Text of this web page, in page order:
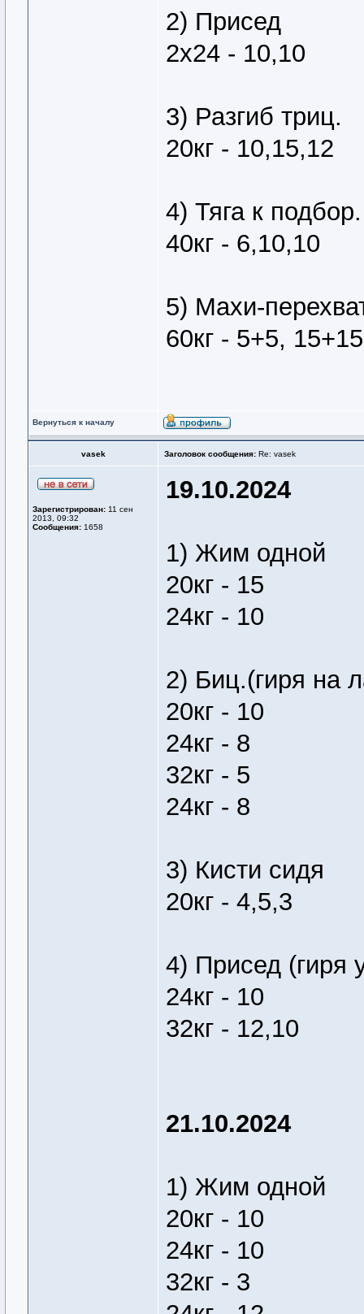
2) Присед
2х24 - 10,10
3) Разгиб триц.
20кг - 10,15,12
4) Тяга к подбор.
40кг - 6,10,10
5) Махи-
60кг - 5+5,
Вернуться к началу
vasek Заголовок сообщения: Re: vasek
Зарегистрирован: 11 сен
2013, 09:32
Сообщения: 1658
19.10.2024
1) Жим одной
20кг - 15
24кг - 10
2) Биц.(гиря на
20кг - 10
24кг - 8
32кг - 5
24кг - 8
3) Кисти сидя
20кг - 4,5,3
4) Присед (гиря
24кг - 10
32кг - 12,10
21.10.2024
1) Жим одной
20кг - 10
24кг - 10
32кг - 3